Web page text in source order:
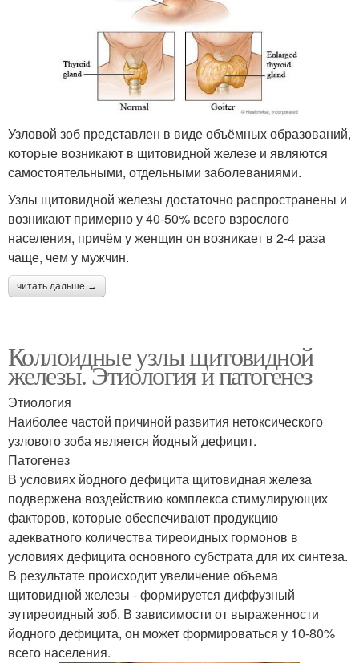
Узловой зоб представлен в виде объёмных образований,
которые возникают в щитовидной железе и являются
самостоятельными, отдельными заболеваниями.
Узлы щитовидной железы достаточно распространены и
возникают примерно у 40-50% всего взрослого
населения, причём у женщин он возникает в 2-4 раза
чаще, чем у мужчин.
читать дальше →
Коллоидные узлы щитовидной
железы. Этиология и патогенез
Этиология
Наиболее частой причиной развития нетоксического
узлового зоба является йодный дефицит.
Патогенез
В условиях йодного дефицита щитовидная железа
подвержена воздействию комплекса стимулирующих
факторов, которые обеспечивают продукцию
адекватного количества тиреоидных гормонов в
условиях дефицита основного субстрата для их синтеза.
В результате происходит увеличение объема
щитовидной железы - формируется диффузный
эутиреоидный зоб. В зависимости от выраженности
йодного дефицита, он может формироваться у 10-80%
всего населения.